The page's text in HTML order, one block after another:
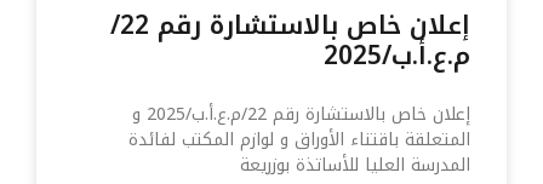
إعلان خاص بالاستشارة رقم 22/
م.ع.أ.ب/2025
إعلان خاص بالاستشارة رقم 22/م.ع.أ.ب/2025 و
المتعلقة باقتناء الأوراق و لوازم المكتب لفائدة
المدرسة العليا للأساتذة بوزريعة